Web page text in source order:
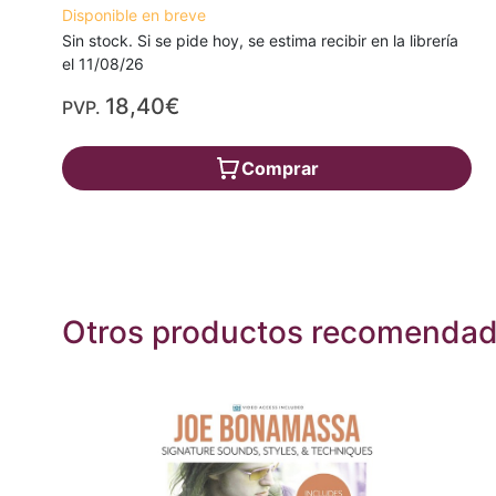
Disponible en breve
Sin stock. Si se pide hoy, se estima recibir en la librería
el 11/08/26
PVP. 18,40€
Comprar
Otros productos